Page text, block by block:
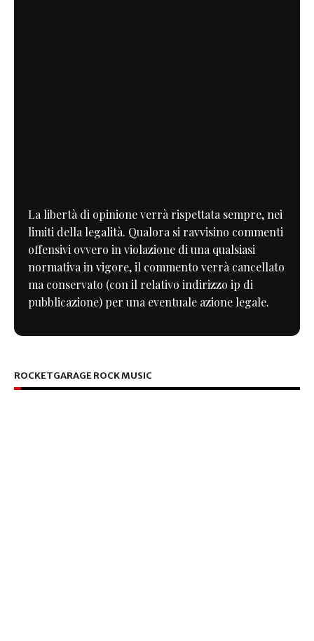
La libertà di opinione verrà rispettata sempre, nei
limiti della legalità. Qualora si ravvisino commenti
offensivi ovvero in violazione di una qualsiasi
normativa in vigore, il commento verrà cancellato
ma conservato (con il relativo indirizzo ip di
pubblicazione) per una eventuale azione legale.
ROCKETGARAGE ROCK MUSIC